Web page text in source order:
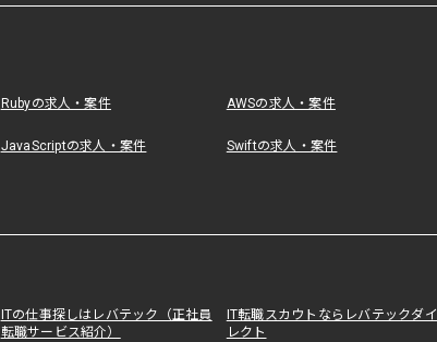
Rubyの求人・案件 AWSの求人・案件
JavaScriptの求人・案件 Swiftの求人・案件
ITの仕事探しはレバテック（正社員
転職サービス紹介）
IT転職スカウトならレバテックダイ
レクト